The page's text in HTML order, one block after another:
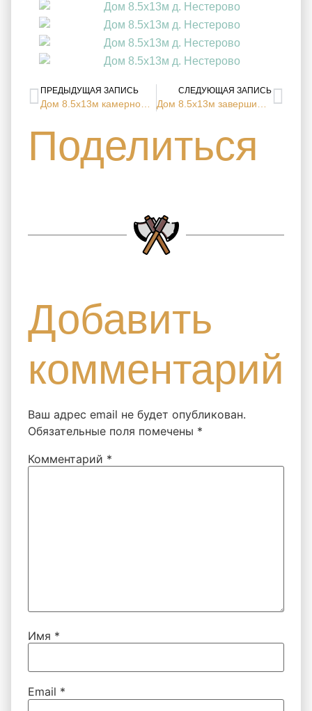
ПРЕДЫДУЩАЯ ЗАПИСЬ СЛЕДУЮЩАЯ ЗАПИСЬ
Поделиться
Добавить
комментарий
Ваш адрес email не будет опубликован.
Обязательные поля помечены *
Комментарий *
Имя *
Email *